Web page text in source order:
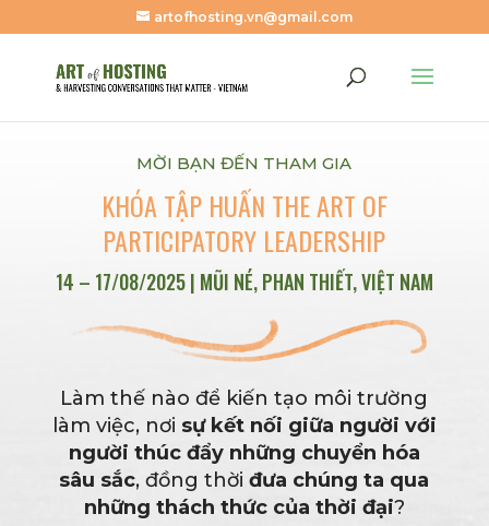
artofhosting.vn@gmail.com
MỜI BẠN ĐẾN THAM GIA
KHÓA TẬP HUẤN THE ART OF
PARTICIPATORY LEADERSHIP
14 – 17/08/2025 | MŨI NÉ, PHAN THIẾT, VIỆT NAM
Làm thế nào để kiến tạo môi trường
làm việc, nơi sự kết nối giữa người với
người thúc đẩy những chuyển hóa
sâu sắc, đồng thờiđưa chúng ta qua
những thách thức của thời đại?